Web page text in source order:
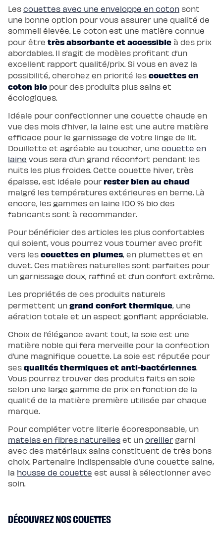
à
lattes
enfant
Lit
coffre
enfant
Lit
en
bois
enfant
Accessoires
de
literie
Linges
de
Les couettes avec une enveloppe en coton sont
une bonne option pour vous assurer une qualité de
sommeil élevée. Le coton est une matière connue
pour être très absorbante et accessible à des prix
abordables. Il s’agit de modèles profitant d’un
excellent rapport qualité/prix. Si vous en avez la
possibilité, cherchez en priorité les couettes en
coton bio pour des produits plus sains et
écologiques.
Idéale pour confectionner une couette chaude en
vue des mois d’hiver, la laine est une autre matière
efficace pour le garnissage de votre linge de lit.
Douillette et agréable au toucher, une couette en
laine vous sera d’un grand réconfort pendant les
nuits les plus froides. Cette couette hiver, très
épaisse, est idéale pour rester bien au chaud
malgré les températures extérieures en berne. Là
encore, les gammes en laine 100 % bio des
fabricants sont à recommander.
Pour bénéficier des articles les plus confortables
qui soient, vous pourrez vous tourner avec profit
vers les couettes en plumes, en plumettes et en
duvet. Ces matières naturelles sont parfaites pour
un garnissage doux, raffiné et d’un confort extrême.
Les propriétés de ces produits naturels
permettent un grand confort thermique, une
aération totale et un aspect gonflant appréciable.
Choix de l’élégance avant tout, la soie est une
matière noble qui fera merveille pour la confection
d’une magnifique couette. La soie est réputée pour
ses qualités thermiques et anti-bactériennes.
Vous pourrez trouver des produits faits en soie
selon une large gamme de prix en fonction de la
qualité de la matière première utilisée par chaque
marque.
Pour compléter votre literie écoresponsable, un
matelas en fibres naturelles et un oreiller garni
avec des matériaux sains constituent de très bons
choix. Partenaire indispensable d’une couette saine,
la housse de couette est aussi à sélectionner avec
soin.
DÉCOUVREZ NOS COUETTES